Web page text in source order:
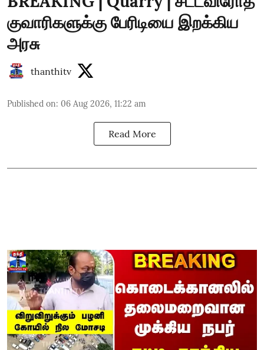
குவாரிகளுக்கு பேரிடியை இறக்கிய
அரசு
thanthitv
Published on: 06 Aug 2026, 11:22 am
Read More